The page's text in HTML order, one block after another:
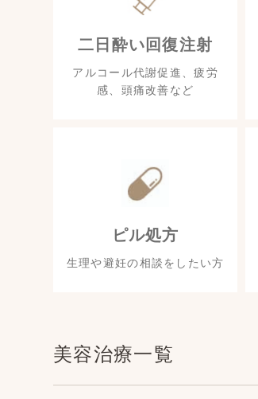
二日酔い回復注射
アルコール代謝促進、疲労
感、頭痛改善など
ピル処方
生理や避妊の相談をしたい方
美容治療一覧